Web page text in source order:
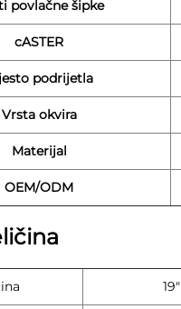
povlačne šipke
cASTER
podrijetla
Vrsta okvira
Materijal
OEM/ODM
19"